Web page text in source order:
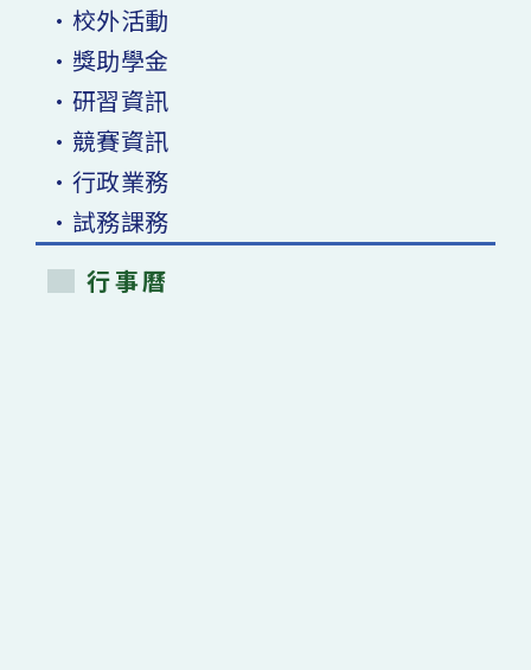
•校外活動
•獎助學金
•研習資訊
•競賽資訊
•行政業務
•試務課務
行事曆